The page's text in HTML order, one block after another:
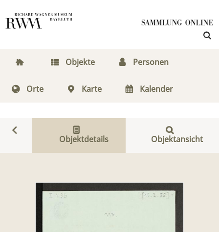
Objekte Personen
Orte Karte Kalender
Objektdetails Objektansicht